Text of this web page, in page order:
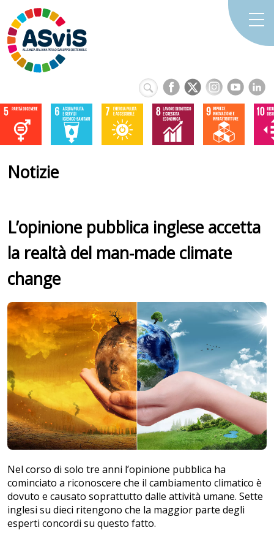
Notizie
L’opinione pubblica inglese accetta
la realtà del man-made climate
change
Nel corso di solo tre anni l’opinione pubblica ha
cominciato a riconoscere che il cambiamento climatico è
dovuto e causato soprattutto dalle attività umane. Sette
inglesi su dieci ritengono che la maggior parte degli
esperti concordi su questo fatto.